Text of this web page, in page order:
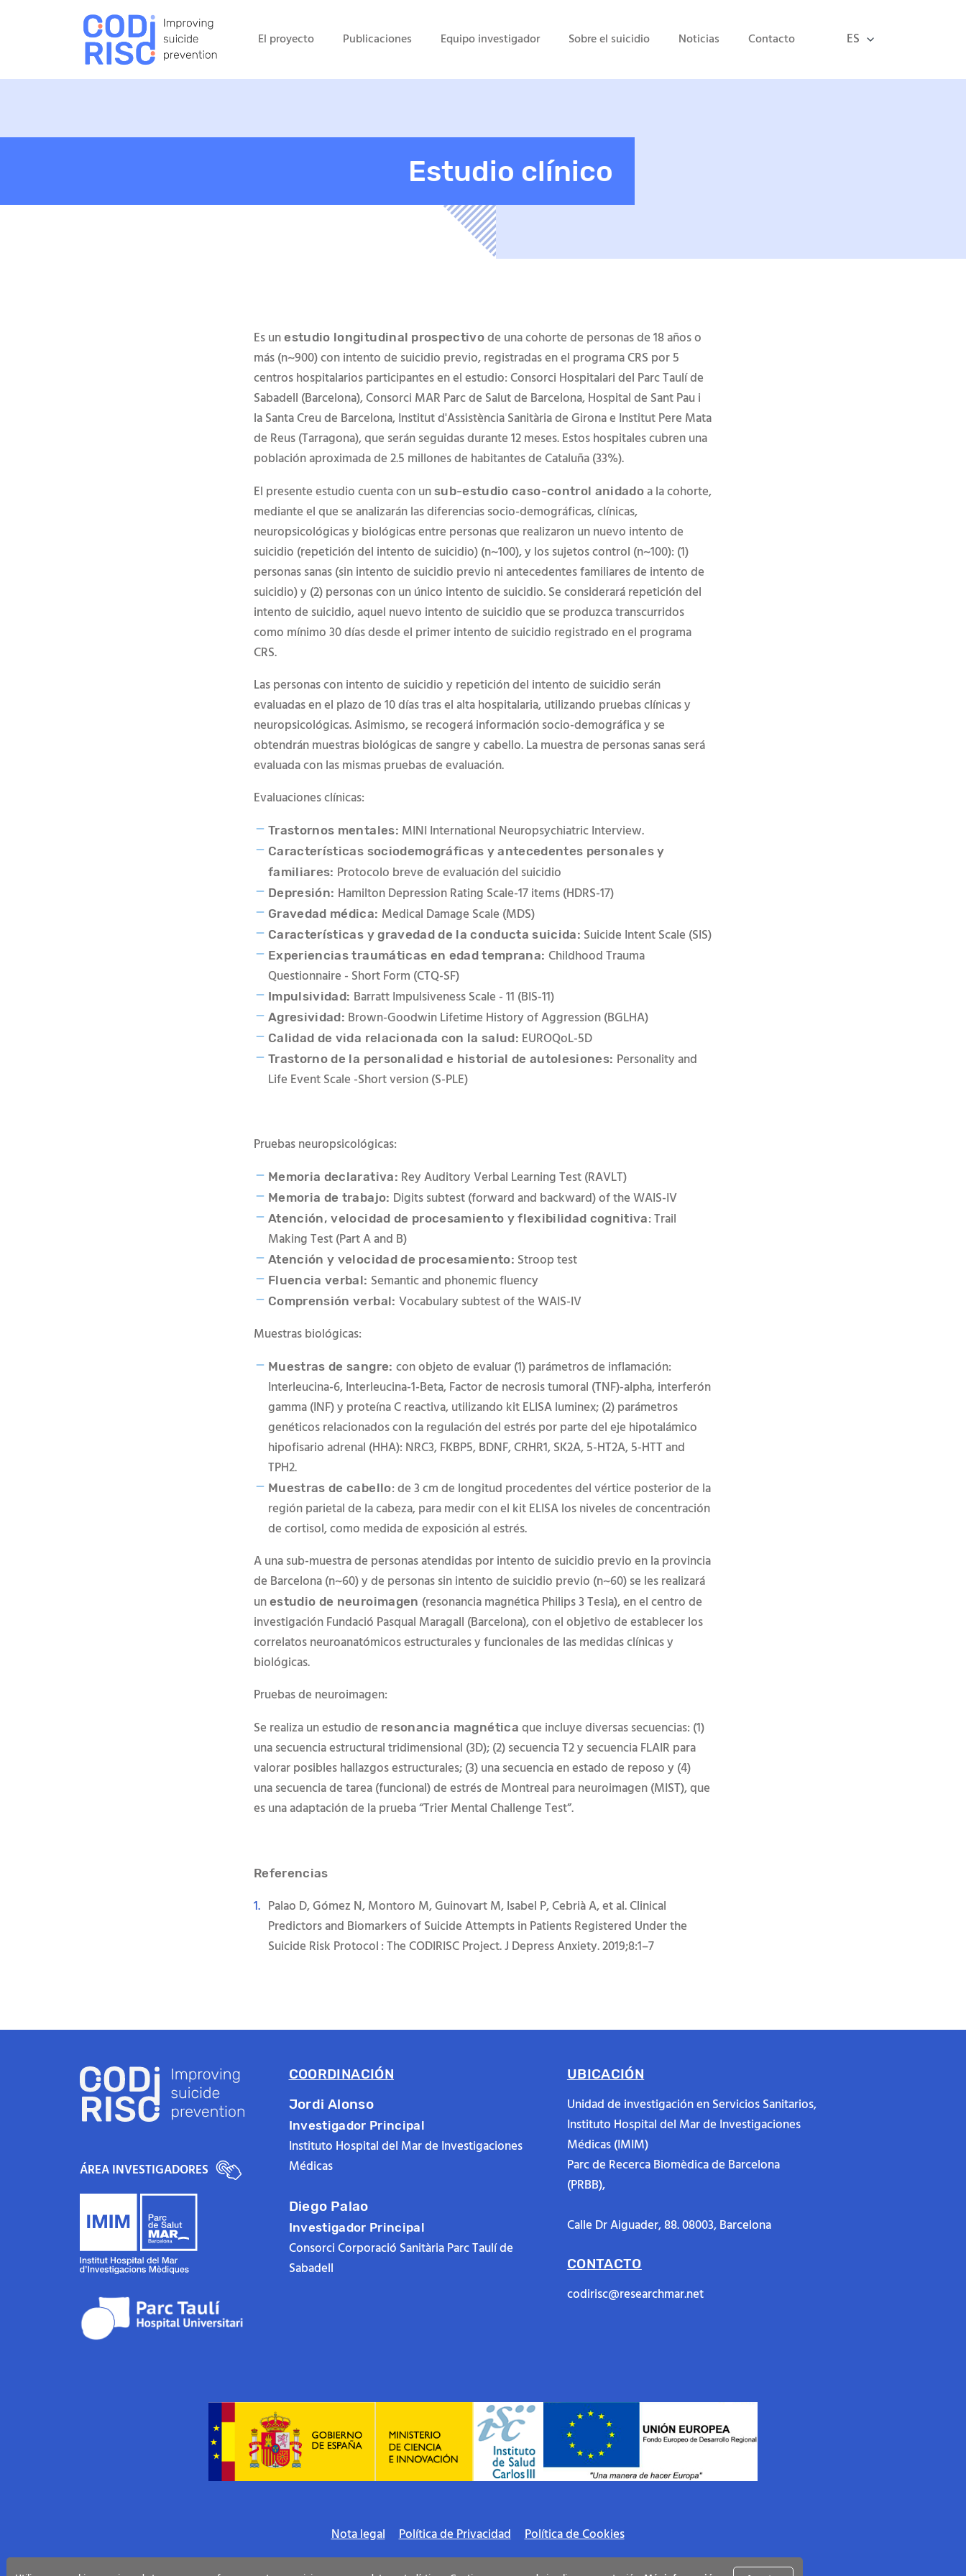
ES
El proyecto Publicaciones Equipo investigador Sobre el suicidio Noticias Contacto
Estudio clínico
Es un estudio longitudinal prospectivode una cohorte de personas de 18 años o
más (n~900) con intento de suicidio previo, registradas en el programa CRS por 5
centros hospitalarios participantes en el estudio: Consorci Hospitalari del Parc Taulí de
Sabadell (Barcelona), Consorci MAR Parc de Salut de Barcelona, Hospital de Sant Pau i
la Santa Creu de Barcelona, Institut d'Assistència Sanitària de Girona e Institut Pere Mata
de Reus (Tarragona), que serán seguidas durante 12 meses. Estos hospitales cubren una
población aproximada de 2.5 millones de habitantes de Cataluña (33%).
El presente estudio cuenta con unsub-estudio caso-control anidadoa la cohorte,
mediante el que se analizarán las diferencias socio-demográficas, clínicas,
neuropsicológicas y biológicas entre personas que realizaron un nuevo intento de
suicidio (repetición del intento de suicidio) (n~100), y los sujetos control (n~100): (1)
personas sanas (sin intento de suicidio previo ni antecedentes familiares de intento de
suicidio) y (2) personas con un único intento de suicidio. Se considerará repetición del
intento de suicidio, aquel nuevo intento de suicidio que se produzca transcurridos
como mínimo 30 días desde el primer intento de suicidio registrado en el programa
CRS.
Las personas con intento de suicidio y repetición del intento de suicidio serán
evaluadas en el plazo de 10 días tras el alta hospitalaria, utilizando pruebas clínicas y
neuropsicológicas. Asimismo, se recogerá información socio-demográfica y se
obtendrán muestras biológicas de sangre y cabello. La muestra de personas sanas será
evaluada con las mismas pruebas de evaluación.
Evaluaciones clínicas:
Trastornos mentales: MINI International Neuropsychiatric Interview.
Características sociodemográficas y antecedentes personales y
familiares: Protocolo breve de evaluación del suicidio
Depresión: Hamilton Depression Rating Scale-17 items (HDRS-17)
Gravedad médica: Medical Damage Scale (MDS)
Características y gravedad de la conducta suicida: Suicide Intent Scale (SIS)
Experiencias traumáticas en edad temprana: Childhood Trauma
Questionnaire - Short Form (CTQ-SF)
Impulsividad: Barratt Impulsiveness Scale - 11 (BIS-11)
Agresividad: Brown-Goodwin Lifetime History of Aggression (BGLHA)
Calidad de vida relacionada con la salud: EUROQoL-5D
Trastorno de la personalidad e historial de autolesiones: Personality and
Life Event Scale -Short version (S-PLE)
Pruebas neuropsicológicas:
Memoria declarativa: Rey Auditory Verbal Learning Test (RAVLT)
Memoria de trabajo: Digits subtest (forward and backward) of the WAIS-IV
Atención, velocidad de procesamiento y flexibilidad cognitiva: Trail
Making Test (Part A and B)
Atención y velocidad de procesamiento: Stroop test
Fluencia verbal: Semantic and phonemic fluency
Comprensión verbal: Vocabulary subtest of the WAIS-IV
Muestras biológicas:
Muestras de sangre: con objeto de evaluar (1) parámetros de inflamación:
Interleucina-6, Interleucina-1-Beta, Factor de necrosis tumoral (TNF)-alpha, interferón
gamma (INF) y proteína C reactiva, utilizando kit ELISA luminex; (2) parámetros
genéticos relacionados con la regulación del estrés por parte del eje hipotalámico
hipofisario adrenal (HHA): NRC3, FKBP5, BDNF, CRHR1, SK2A, 5-HT2A, 5-HTT and
TPH2.
Muestras de cabello: de 3 cm de longitud procedentes del vértice posterior de la
región parietal de la cabeza, para medir con el kit ELISA los niveles de concentración
de cortisol, como medida de exposición al estrés.
A una sub-muestra de personas atendidas por intento de suicidio previo en la provincia
de Barcelona (n~60) y de personas sin intento de suicidio previo (n~60) se les realizará
unestudio de neuroimagen (resonancia magnética Philips 3 Tesla), en el centro de
investigación Fundació Pasqual Maragall (Barcelona), con el objetivo de establecer los
correlatos neuroanatómicos estructurales y funcionales de las medidas clínicas y
biológicas.
Pruebas de neuroimagen:
Se realiza un estudio de resonancia magnética que incluye diversas secuencias: (1)
una secuencia estructural tridimensional (3D); (2) secuencia T2 y secuencia FLAIR para
valorar posibles hallazgos estructurales; (3) una secuencia en estado de reposo y (4)
una secuencia de tarea (funcional) de estrés de Montreal para neuroimagen (MIST), que
es una adaptación de la prueba“Trier Mental Challenge Test”.
Referencias
Palao D, Gómez N, Montoro M, Guinovart M, Isabel P, Cebrià A, et al. Clinical
Predictors and Biomarkers of Suicide Attempts in Patients Registered Under the
Suicide Risk Protocol : The CODIRISC Project. J Depress Anxiety. 2019;8:1–7
ÁREA INVESTIGADORES
COORDINACIÓN
Jordi Alonso
Investigador Principal
Instituto Hospital del Mar de Investigaciones
Médicas
Diego Palao
Investigador Principal
Consorci Corporació Sanitària Parc Taulí de
Sabadell
UBICACIÓN
Unidad de investigación en Servicios Sanitarios,
Instituto Hospital del Mar de Investigaciones
Médicas (IMIM)
Parc de Recerca Biomèdica de Barcelona
(PRBB),
Calle Dr Aiguader, 88.08003, Barcelona
CONTACTO
codirisc@researchmar.net
Nota legal Política de Privacidad Política de Cookies